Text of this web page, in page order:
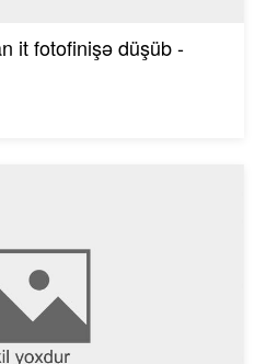
it fotofinişə düşüb -